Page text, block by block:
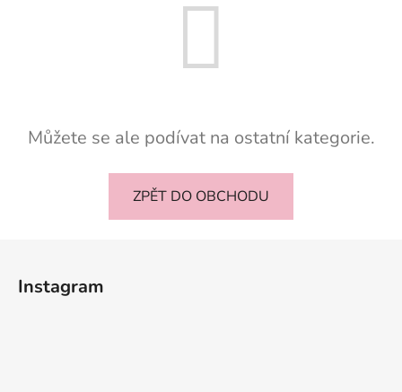
Můžete se ale podívat na ostatní kategorie.
ZPĚT DO OBCHODU
Instagram